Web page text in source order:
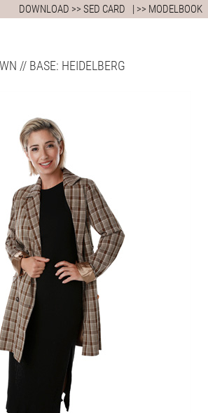
| >> MODELBOOK
DOWNLOAD >> SED CARD
// BASE: HEIDELBERG